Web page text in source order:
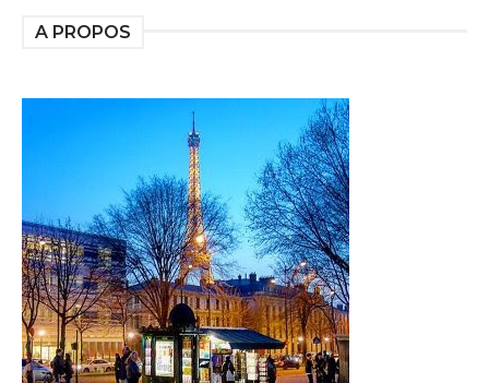
A PROPOS